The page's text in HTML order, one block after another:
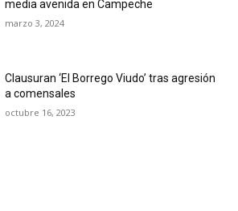
media avenida en Campeche
marzo 3, 2024
Clausuran ‘El Borrego Viudo’ tras agresión
a comensales
octubre 16, 2023